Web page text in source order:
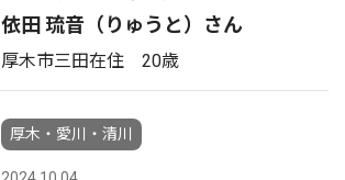
依田 琉音（りゅうと）さん
厚木市三田在住 20歳
厚木・愛川・清川